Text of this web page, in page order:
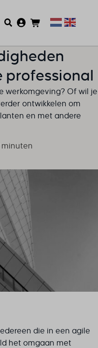
professional
werkomgeving? Of wil je
ontwikkelen om
en met andere
minuten
die in een agile
het omgaan met